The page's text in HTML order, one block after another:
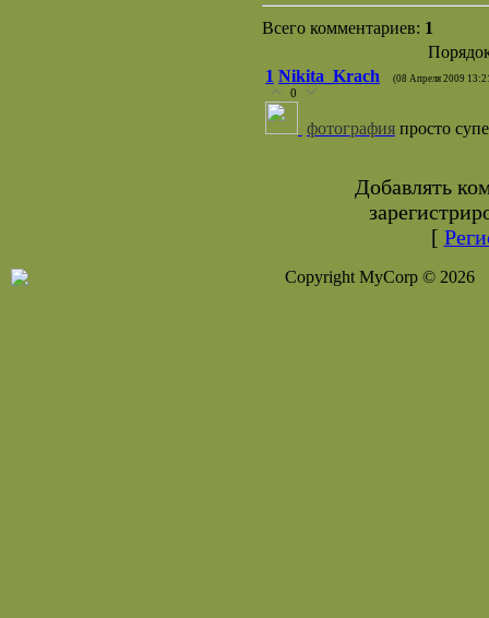
Всего комментариев: 1
1 Nikita_Krach (08 Апреля 2009
0
фотография просто
Добавлять
[
Copyright MyCorp © 2026